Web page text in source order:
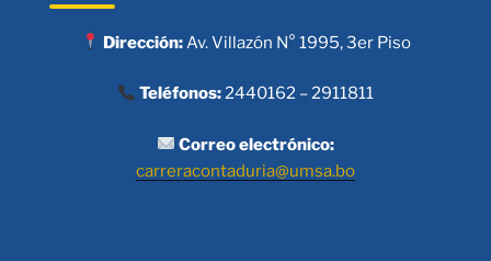
Dirección:Av. Villazón N° 1995, 3er Piso
Teléfonos:2440162 – 2911811
Correo electrónico:
carreracontaduria@umsa.bo